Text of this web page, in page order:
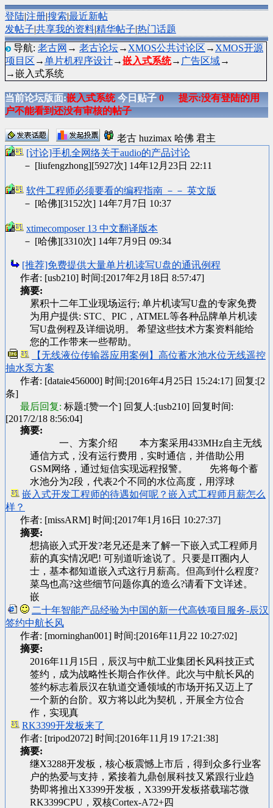
登陆|注册|搜索|最近新帖
发帖子|共享我的资料|精华帖子|热门话题
导航: 老古网 → 老古论坛→ XMOS公共讨论区 → XMOS开源
项目区 →单片机程序设计→嵌入式系统→ 广告区域→
→嵌入式系统
当前论坛版面:嵌入式系统今日贴子0
提示:没有登陆的用
户不能看到还没有审核的帖子
老古 huzimax 哈佛 君主
[讨论]手机全网络关于audio的产品讨论
－ [liufengzhong][5927次] 14年12月23日 22:11
软件工程师必须要看的编程指南 －－ 英文版
－ [哈佛][3152次] 14年7月7日 10:37
xtimecomposer 13 中文翻译版本
－ [哈佛][3310次] 14年7月9日 09:34
[推荐]免费提供大量单片机读写U盘的通讯例程
作者: [usb210] 时间:[2017年2月18日 8:57:47]
摘要:
累积十二年工业现场运行; 单片机读写U盘的专家免费
为用户提供: STC、PIC，ATMEL等各种品牌单片机读
写U盘例程及详细说明。 希望这些技术方案资料能给
您的工作带来一些帮助。
【无线液位传输器应用案例】高位蓄水池水位无线遥控
抽水泵方案
作者: [dataie456000] 时间:[2016年4月25日 15:24:17] 回复:[2
条]
最后回复: 标题:[赞一个] 回复人:[usb210] 回复时间:
[2017/2/18 8:56:04]
摘要:
一、方案介绍 本方案采用433MHz自主无线
通信方式，没有运行费用，实时通信，并借助公用
GSM网络，通过短信实现远程报警。 先将每个蓄
水池分为2段，代表2个不同的水位高度，用浮球
嵌入式开发工程师的待遇如何呢？嵌入式工程师月薪怎么
样？
作者: [missARM] 时间:[2017年1月16日 10:27:37]
摘要:
想搞嵌入式开发?老兄还是来了解一下嵌入式工程师月
薪的真实情况吧! 可别道听途说了。只要是IT圈内人
士，基本都知道嵌入式这行月薪高。但高到什么程度?
菜鸟也高?这些细节问题你真的造么?请看下文详述。
嵌
二十年智能产品经验为中国的新一代高铁项目服务-辰汉
签约中航长风
作者: [morninghan001] 时间:[2016年11月22 10:27:02]
摘要:
2016年11月15日，辰汉与中航工业集团长风科技正式
签约，成为战略性长期合作伙伴。此次与中航长风的
签约标志着辰汉在轨道交通领域的市场开拓又迈上了
一个新的台阶。双方将以此为契机，开展全方位合
作，实现真
RK3399开发板来了
作者: [tripod2072] 时间:[2016年11月19 17:21:38]
摘要:
继X3288开发板，核心板震憾上市后，得到众多行业客
户的热爱与支持，紧接着九鼎创展科技又紧跟行业趋
势即将推出X3399开发板，X3399开发板搭载瑞芯微
RK3399CPU，双核Cortex-A72+四